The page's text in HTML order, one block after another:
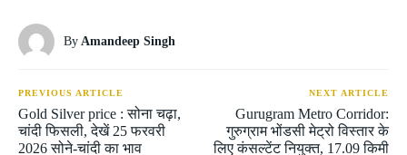
By Amandeep Singh
PREVIOUS ARTICLE
Gold Silver price : सोना चढ़ा,
चांदी फिसली, देखें 25 फरवरी
2026 सोने-चांदी का भाव
NEXT ARTICLE
Gurugram Metro Corridor:
गुरुग्राम भोंडसी मेट्रो विस्तार के
लिए कंसल्टेंट नियुक्त, 17.09 किमी